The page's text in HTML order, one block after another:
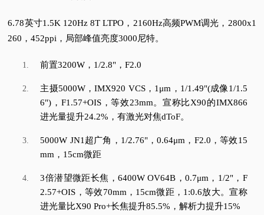
6.78英寸1.5K 120Hz 8T LTPO，2160Hz高频PWM调光，2800x1
260，452ppi，局部峰值亮度3000尼特。
前置3200W，1/2.8"，F2.0
主摄5000W，IMX920 VCS，1μm，1/1.49"(成像1/1.5
6")，F1.57+OIS，等效23mm。宣称比X90的IMX866
进光量提升24.2%，有激光对焦dToF。
5000W JN1超广角，1/2.76"，0.64μm，F2.0，等效15
mm，15cm微距
3倍潜望微距长焦，6400W OV64B，0.7μm，1/2"，F
2.57+OIS，等效70mm，15cm微距，1:0.6放大。宣称
进光量比X90 Pro+长焦提升85.5%，解析力提升15%